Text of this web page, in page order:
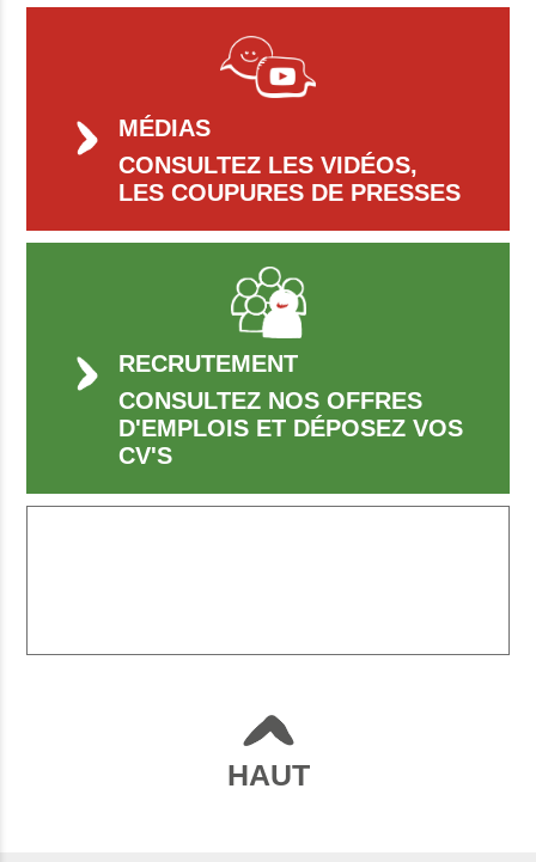
MÉDIAS
CONSULTEZ LES VIDÉOS,
LES COUPURES DE PRESSES
RECRUTEMENT
CONSULTEZ NOS OFFRES
D'EMPLOIS ET DÉPOSEZ VOS
CV'S
HAUT